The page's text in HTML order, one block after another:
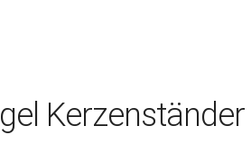
Kerzenständer